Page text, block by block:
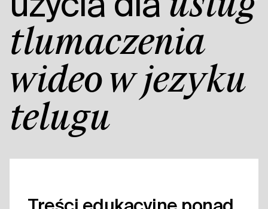
tłumaczenia
wideo w języku
telugu